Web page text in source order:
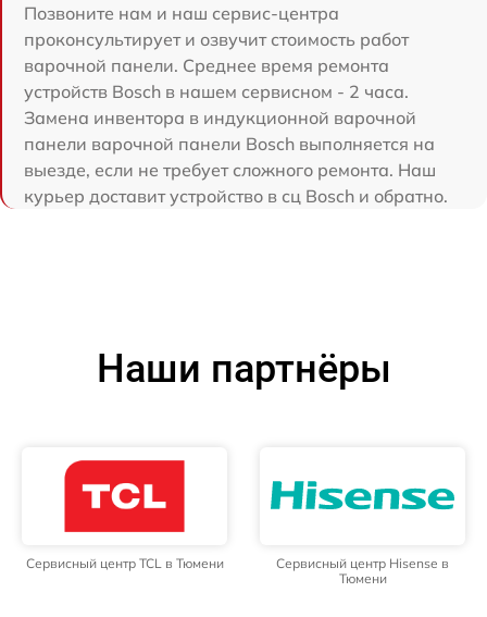
Позвоните нам и наш сервис-центра
проконсультирует и озвучит стоимость работ
варочной панели. Среднее время ремонта
устройств Bosch в нашем сервисном - 2 часа.
Замена инвентора в индукционной варочной
панели варочной панели Bosch выполняется на
выезде, если не требует сложного ремонта. Наш
курьер доставит устройство в сц Bosch и обратно.
Наши партнёры
Сервисный центр TCL в Тюмени
Сервисный центр Hisense в
Тюмени